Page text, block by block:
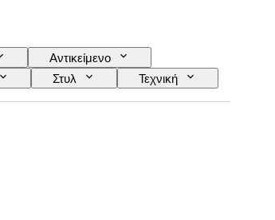
Αντικείμενο
Στυλ
Τεχνική
Απόδοση